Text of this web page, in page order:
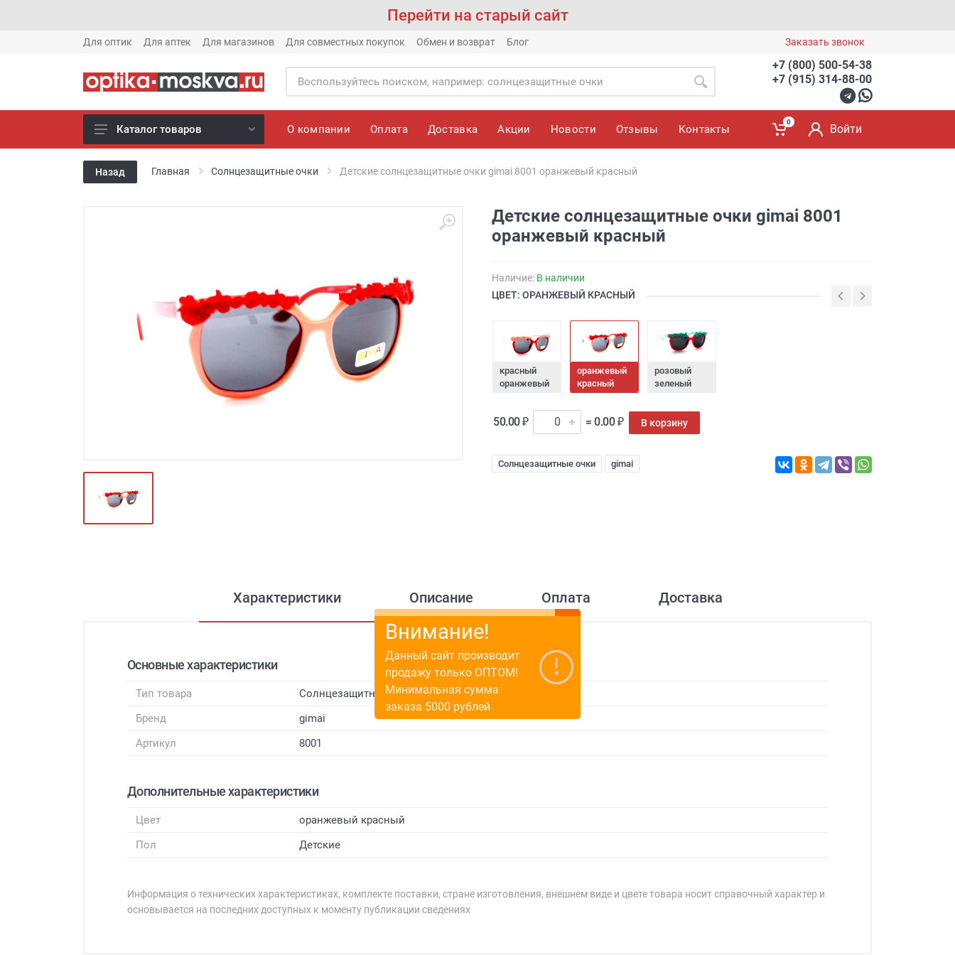
Перейти на старый сайт
Для оптик Для аптек Для магазинов Для совместных покупок Обмен и возврат Блог Заказать звонок
+7 (800) 500-54-38
+7 (915) 314-88-00
Новое готовые очки (1621)
Новое солнце (1613)
Известные бренды (212)
Футляры и мешки (1412)
Красота и здоровье (353)
Атрибуты для оптики (59)
Каталог товаров О компании Оплата Доставка Акции Новости Отзывы Контакты
0
Войти
Назад Главная Солнцезащитные очки Детские солнцезащитные очки gimai 8001 оранжевый красный
Детские солнцезащитные очки gimai 8001
оранжевый красный
Наличие: В наличии
ЦВЕТ: ОРАНЖЕВЫЙ КРАСНЫЙ
красный
оранжевый
оранжевый
красный
розовый
зеленый
50.00 ₽ = 0.00 ₽ В корзину
Солнцезащитные очки gimai
Характеристики Описание Оплата Доставка
Основные характеристики
Тип товара
Солнцезащитные очки
Бренд
gimai
Артикул
8001
Дополнительные характеристики
Цвет
оранжевый красный
Пол
Детские
Информация о технических характеристиках, комплекте поставки, стране изготовления, внешнем виде и цвете товара носит справочный характер и
основывается на последних доступных к моменту публикации сведениях
Внимание!
Данный сайт производит
продажу только ОПТОМ!
Минимальная сумма
заказа 5000 рублей